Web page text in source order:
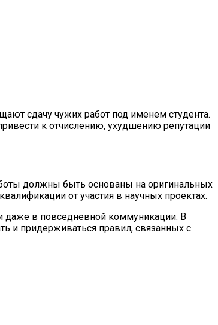
сдачу чужих работ под именем студента.
к отчислению, ухудшению репутации
должны быть основаны на оригинальных
от участия в научных проектах.
и даже в повседневной коммуникации. В
и придерживаться правил, связанных с